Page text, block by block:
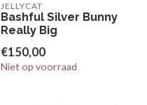
JELLYCAT
Bashful Silver Bunny
Really Big
€150,00
Niet op voorraad